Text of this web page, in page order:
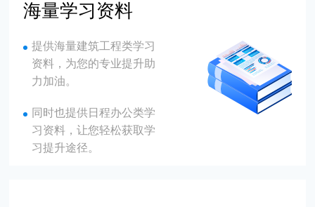
海量学习资料
提供海量建筑工程类学习
资料，为您的专业提升助
力加油。
同时也提供日程办公类学
习资料，让您轻松获取学
习提升途径。